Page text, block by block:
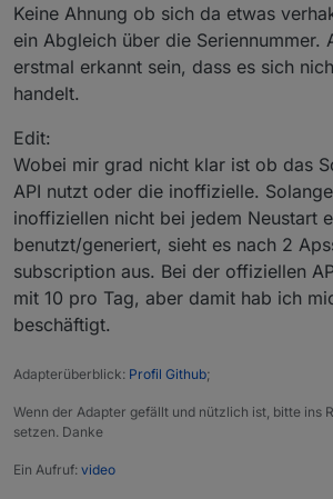
Keine Ahnung ob sich da etwas
ein Abgleich über die Seriennummer.
erstmal erkannt sein, dass es sich
handelt.
Edit:
Wobei mir grad nicht klar ist ob das
API nutzt oder die inoffizielle.
inoffiziellen nicht bei jedem Neustart
benutzt/generiert, sieht es nach 2
subscription aus. Bei der offiziellen
mit 10 pro Tag, aber damit hab ich
beschäftigt.
Adapterüberblick: Profil Github;
Wenn der Adapter gefällt und nützlich ist, bitte ins
setzen. Danke
Ein Aufruf: video